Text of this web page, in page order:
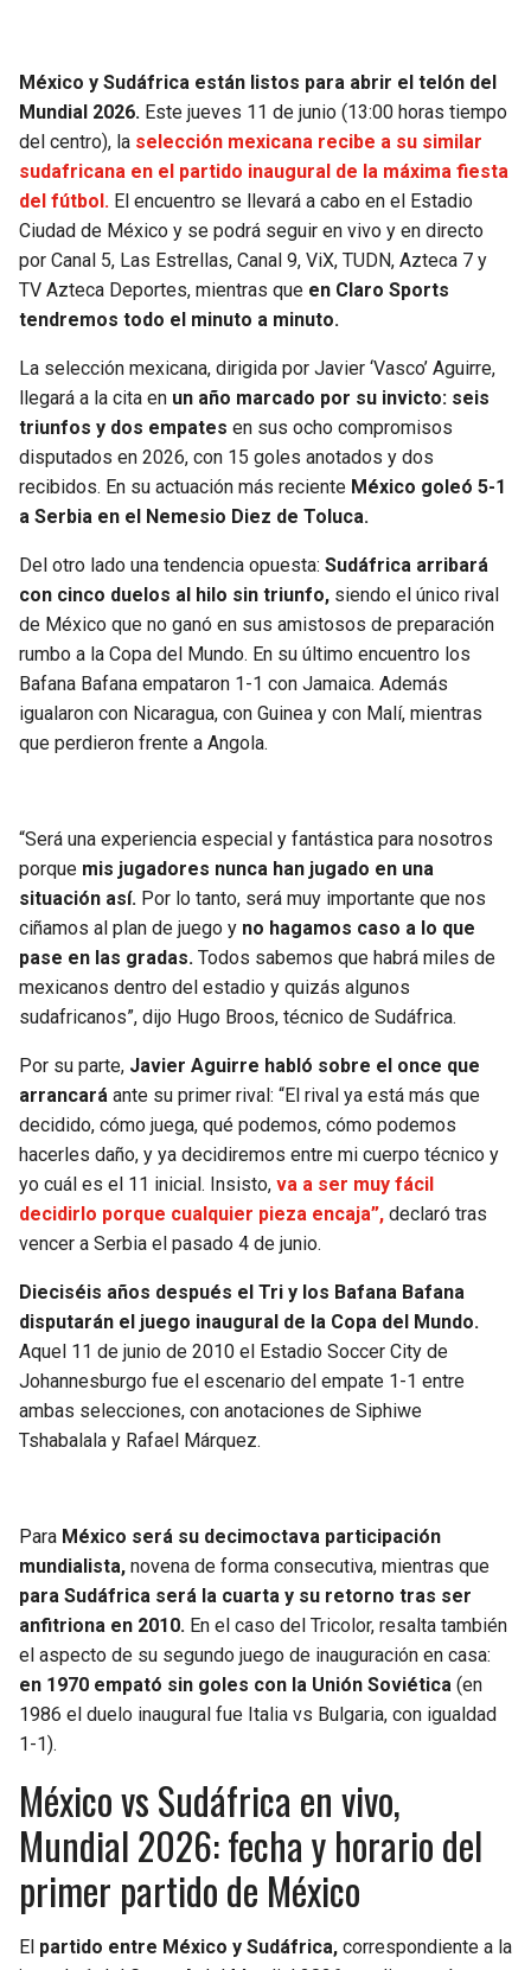
PACKERS
VIKINGS
FALCONS
PANTHERS
SAINTS
TIMBERWOLVES
THUNDER
TRAIL BLAZERS
JAZZ
México y Sudáfrica están listos para abrir el telón del
Mundial 2026. Este jueves 11 de junio (13:00 horas tiempo
del centro), la selección mexicana recibe a su similar
sudafricana en el partido inaugural de la máxima fiesta
del fútbol. El encuentro se llevará a cabo en el Estadio
Ciudad de México y se podrá seguir en vivo y en directo
por Canal 5, Las Estrellas, Canal 9, ViX, TUDN, Azteca 7 y
TV Azteca Deportes, mientras que en Claro Sports
tendremos todo el minuto a minuto.
La selección mexicana, dirigida por Javier ‘Vasco’ Aguirre,
llegará a la cita en un año marcado por su invicto: seis
triunfos y dos empates en sus ocho compromisos
disputados en 2026, con 15 goles anotados y dos
recibidos. En su actuación más reciente México goleó 5-1
a Serbia en el Nemesio Diez de Toluca.
Del otro lado una tendencia opuesta: Sudáfrica arribará
con cinco duelos al hilo sin triunfo, siendo el único rival
de México que no ganó en sus amistosos de preparación
rumbo a la Copa del Mundo. En su último encuentro los
Bafana Bafana empataron 1-1 con Jamaica. Además
igualaron con Nicaragua, con Guinea y con Malí, mientras
que perdieron frente a Angola.
“Será una experiencia especial y fantástica para nosotros
porque mis jugadores nunca han jugado en una
situación así. Por lo tanto, será muy importante que nos
ciñamos al plan de juego y no hagamos caso a lo que
pase en las gradas. Todos sabemos que habrá miles de
mexicanos dentro del estadio y quizás algunos
sudafricanos”, dijo Hugo Broos, técnico de Sudáfrica.
Por su parte, Javier Aguirre habló sobre el once que
arrancará ante su primer rival: “El rival ya está más que
decidido, cómo juega, qué podemos, cómo podemos
hacerles daño, y ya decidiremos entre mi cuerpo técnico y
yo cuál es el 11 inicial. Insisto, va a ser muy fácil
decidirlo porque cualquier pieza encaja”, declaró tras
vencer a Serbia el pasado 4 de junio.
Dieciséis años después el Tri y los Bafana Bafana
disputarán el juego inaugural de la Copa del Mundo.
Aquel 11 de junio de 2010 el Estadio Soccer City de
Johannesburgo fue el escenario del empate 1-1 entre
ambas selecciones, con anotaciones de Siphiwe
Tshabalala y Rafael Márquez.
Para México será su decimoctava participación
mundialista, novena de forma consecutiva, mientras que
para Sudáfrica será la cuarta y su retorno tras ser
anfitriona en 2010. En el caso del Tricolor, resalta también
el aspecto de su segundo juego de inauguración en casa:
en 1970 empató sin goles con la Unión Soviética (en
1986 el duelo inaugural fue Italia vs Bulgaria, con igualdad
1-1).
México vs Sudáfrica en vivo,
Mundial 2026: fecha y horario del
primer partido de México
El partido entre México y Sudáfrica, correspondiente a la